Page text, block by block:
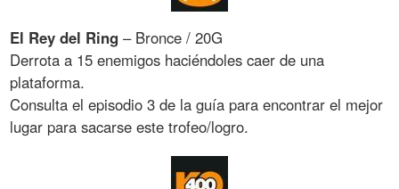
El Rey del Ring – Bronce / 20G
Derrota a 15 enemigos haciéndoles caer de una
plataforma.
Consulta el episodio 3 de la guía para encontrar el mejor
lugar para sacarse este trofeo/logro.